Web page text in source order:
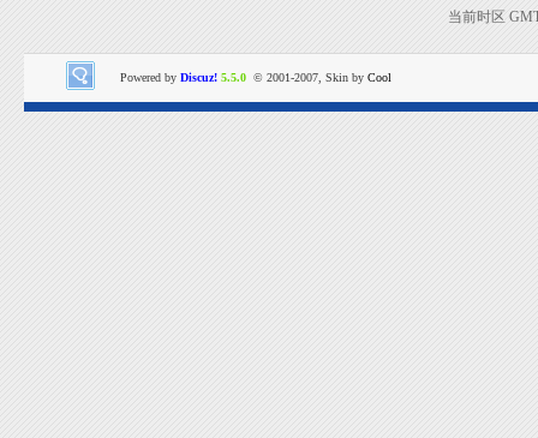
当前时区
Powered by Discuz! 5.5.0 © 2001-2007, Skin by Cool